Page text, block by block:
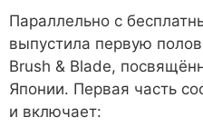
Параллельно с
выпустила первую
Brush & Blade,
Японии. Первая часть
и включает: